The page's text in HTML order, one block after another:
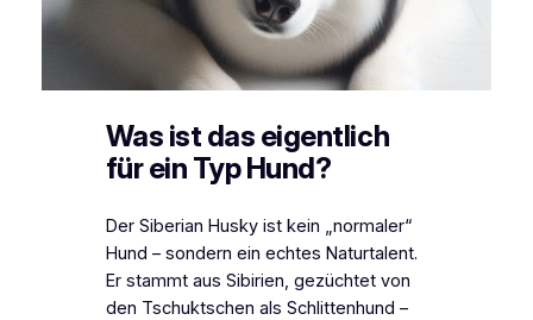
Was ist das eigentlich
für ein Typ Hund?
Der Siberian Husky ist kein „normaler“
Hund – sondern ein echtes Naturtalent.
Er stammt aus Sibirien, gezüchtet von
den Tschuktschen als Schlittenhund –